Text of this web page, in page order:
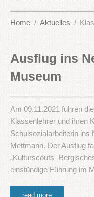
Home Aktuelles
Ausflug ins
Museum
Am 09.11.2021 fuhren
Klassenlehrer und ihren
Schulsozialarbeiterin ins
Mettmann. Der Ausflug
„Kulturscouts-
einstündige Führung im
read more